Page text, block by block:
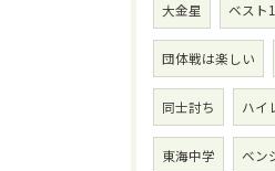
大金星 ベスト
団体戦は楽しい
同士討ち ハイ
東海中学 ベン